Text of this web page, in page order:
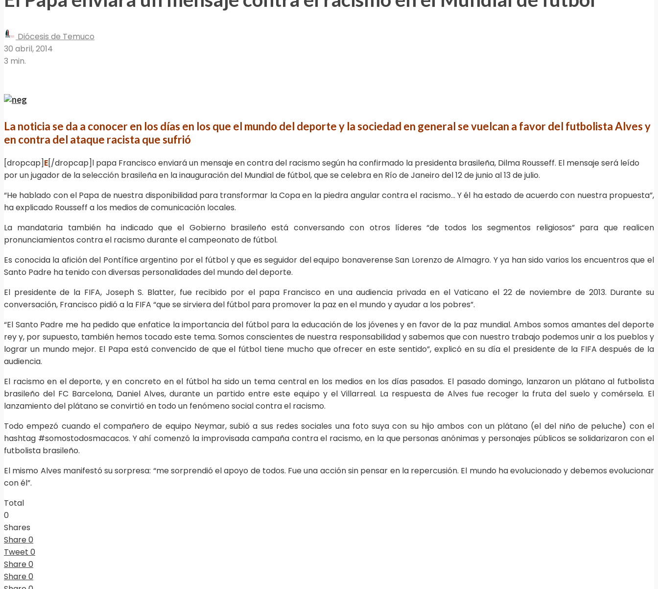
Diócesis de Temuco
30 abril, 2014
3 min.
La noticia se da a conocer en los dí­as en los que el mundo del deporte y la sociedad en general se vuelcan a favor del futbolista Alves y
en contra del ataque racista que sufrió
[dropcap]E[/dropcap]l papa Francisco enviará un mensaje en contra del racismo según ha confirmado la presidenta brasileña, Dilma Rousseff. El mensaje será leído
por un jugador de la selección brasileña en la inauguración del Mundial de fútbol, que se celebra en Río de Janeiro del 12 de junio al 13 de julio.
“He hablado con el Papa de nuestra disponibilidad para transformar la Copa en la piedra angular contra el racismo… Y él ha estado de acuerdo con nuestra propuesta”,
ha explicado Rousseff a los medios de comunicación locales.
La mandataria también ha indicado que el Gobierno brasileño está conversando con otros líderes “de todos los segmentos religiosos” para que realicen
pronunciamientos contra el racismo durante el campeonato de fútbol.
Es conocida la afición del Pontífice argentino por el fútbol y que es seguidor del equipo bonaverense San Lorenzo de Almagro. Y ya han sido varios los encuentros que el
Santo Padre ha tenido con diversas personalidades del mundo del deporte.
El presidente de la FIFA, Joseph S. Blatter, fue recibido por el papa Francisco en una audiencia privada en el Vaticano el 22 de noviembre de 2013. Durante su
conversación, Francisco pidió a la FIFA “que se sirviera del fútbol para promover la paz en el mundo y ayudar a los pobres”.
“El Santo Padre me ha pedido que enfatice la importancia del fútbol para la educación de los jóvenes y en favor de la paz mundial. Ambos somos amantes del deporte
rey y, por supuesto, también hemos tocado este tema. Somos conscientes de nuestra responsabilidad y sabemos que con nuestro trabajo podemos unir a los pueblos y
lograr un mundo mejor. El Papa está convencido de que el fútbol tiene mucho que ofrecer en este sentido”, explicó en su día el presidente de la FIFA después de la
audiencia.
El racismo en el deporte, y en concreto en el fútbol ha sido un tema central en los medios en los días pasados. El pasado domingo, lanzaron un plátano al futbolista
brasileño del FC Barcelona, Daniel Alves, durante un partido entre este equipo y el Villarreal. La respuesta de Alves fue recoger la fruta del suelo y comérsela. El
lanzamiento del plátano se convirtió en todo un fenómeno social contra el racismo.
Todo empezó cuando el compañero de equipo Neymar, subió a sus redes sociales una foto suya con su hijo ambos con un plátano (el del niño de peluche) con el
hashtag #somostodosmacacos. Y ahí comenzó la improvisada campaña contra el racismo, en la que personas anónimas y personajes públicos se solidarizaron con el
futbolista brasileño.
El mismo Alves manifestó su sorpresa: “me sorprendió el apoyo de todos. Fue una acción sin pensar en la repercusión. El mundo ha evolucionado y debemos evolucionar
con él”.
Total
0
Shares
Share0
Tweet 0
Share0
Share0